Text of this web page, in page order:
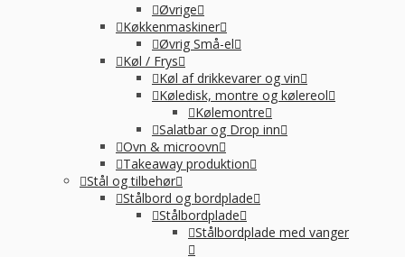
Øvrige
Køkkenmaskiner
Øvrig Små-el
Køl / Frys
Køl af drikkevarer og vin
Køledisk, montre og kølereol
Kølemontre
Salatbar og Drop inn
Ovn & microovn
Takeaway produktion
Stål og tilbehør
Stålbord og bordplade
Stålbordplade
Stålbordplade med vanger